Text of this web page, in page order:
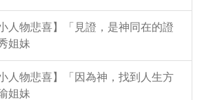
人物悲喜】「見證，是神同在的證
姐妹
人物悲喜】「因為神，找到人生方
姐妹